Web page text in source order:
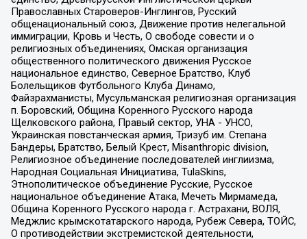
Православных Староверов-Инглингов, Русский
общенациональный союз, Движение против нелегальной
иммиграции, Кровь и Честь, О свободе совести и о
религиозных объединениях, Омская организация
общественного политического движения Русское
национальное единство, Северное Братство, Клуб
Болельщиков Футбольного Клуба Динамо,
Файзрахманисты, Мусульманская религиозная организация
п. Боровский, Община Коренного Русского народа
Щелковского района, Правый сектор, УНА - УНСО,
Украинская повстанческая армия, Тризуб им. Степана
Бандеры, Братство, Белый Крест, Misanthropic division,
Религиозное объединение последователей инглиизма,
Народная Социальная Инициатива, TulaSkins,
Этнополитическое объединение Русские, Русское
национальное объединение Атака, Мечеть Мирмамеда,
Община Коренного Русского народа г. Астрахани, ВОЛЯ,
Меджлис крымскотатарского народа, Рубеж Севера, ТОЙС,
О противодействии экстремистской деятельности,